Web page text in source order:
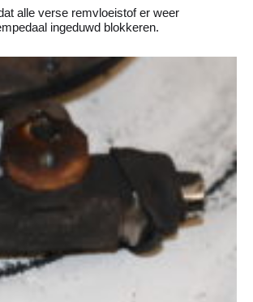
alle verse remvloeistof er weer
ingeduwd blokkeren.